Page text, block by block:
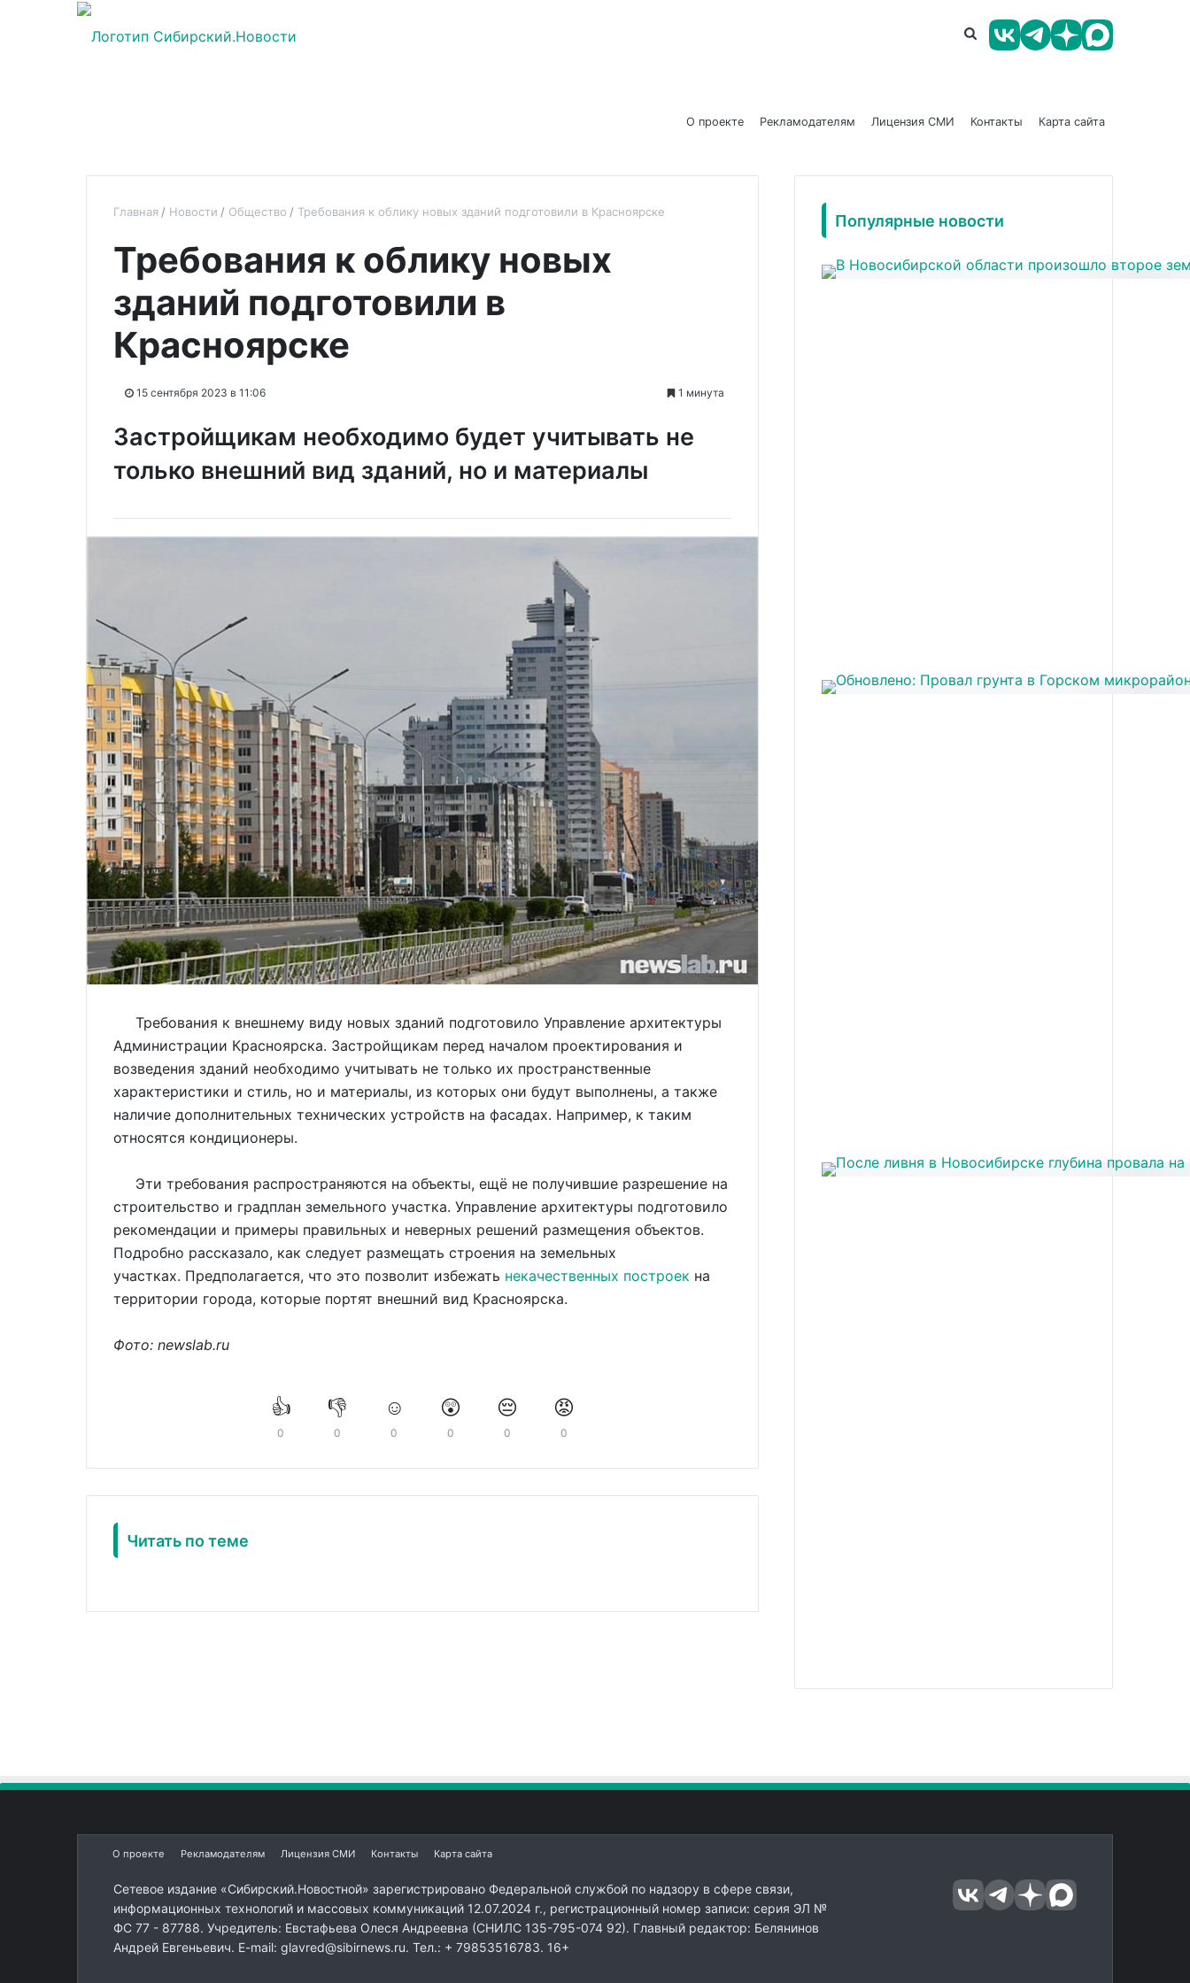
О проекте Рекламодателям Лицензия СМИ Контакты Карта сайта
Главная Новости Общество Требования к облику новых зданий подготовили в Красноярске
Требования к облику новых
зданий подготовили в
Красноярске
15 сентября 2023 в 11:06 1 минута
Застройщикам необходимо будет учитывать не
только внешний вид зданий, но и материалы
Требования к внешнему виду новых зданий подготовило Управление архитектуры
Администрации Красноярска. Застройщикам перед началом проектирования и
возведения зданий необходимо учитывать не только их пространственные
характеристики и стиль, но и материалы, из которых они будут выполнены, а также
наличие дополнительных технических устройств на фасадах. Например, к таким
относятся кондиционеры.
Эти требования распространяются на объекты, ещё не получившие разрешение на
строительство и градплан земельного участка. Управление архитектуры подготовило
рекомендации и примеры правильных и неверных решений размещения объектов.
Подробно рассказало, как следует размещать строения на земельных
участках. Предполагается, что это позволит избежать некачественных построек на
территории города, которые портят внешний вид Красноярска.
Фото: newslab.ru
👍
0
👎
0
☺️
0
😲
0
😔
0
😡
0
Читать по теме
Популярные новости
О проекте Рекламодателям Лицензия СМИ Контакты Карта сайта
Сетевое издание «Сибирский.Новостной» зарегистрировано Федеральной службой по надзору в сфере связи,
информационных технологий и массовых коммуникаций 12.07.2024 г., регистрационный номер записи: серия ЭЛ №
ФС 77 - 87788. Учредитель: Евстафьева Олеся Андреевна (СНИЛС 135-795-074 92). Главный редактор: Белянинов
Андрей Евгеньевич. E-mail: glavred@sibirnews.ru. Тел.: + 79853516783. 16+